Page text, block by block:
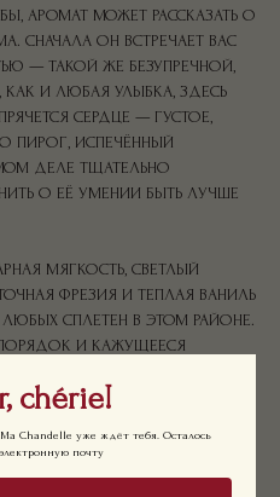
АРОМАТ МОЖЕТ РАССКАЗАТЬ О
СНАЧАЛА ОН ВСТРЕЧАЕТ ВАС
— ТАКОЙ ЖЕ БЕЗУПРЕЧНОЙ,
КАК И ЛЮБАЯ УЛЫБКА, ЗДЕСЬ
СЕРДЦЕ — ГУСТОЕ,
ПИРОГ, ИСПЕЧЁННЫЙ
ДЕЛЕ ТЩАТЕЛЬНО
О ЕЁ УМЕНИИ БЫТЬ ЛУЧШЕ
МЯГКОСТЬ, СВЕТЛЫЙ
ФРЕЗИЯ И ТЕПЛАЯ ВАНИЛЬ
СПЛЕТЕН В ЭТОМ РАЙОНЕ.
И КАЖУЩЕЕСЯ
МАЛЕНЬКУЮ ТАЙНУ, ЗА
ИСТОРИЯ, О
chérie!
Chandelle уже ждёт тебя. Осталось
почту